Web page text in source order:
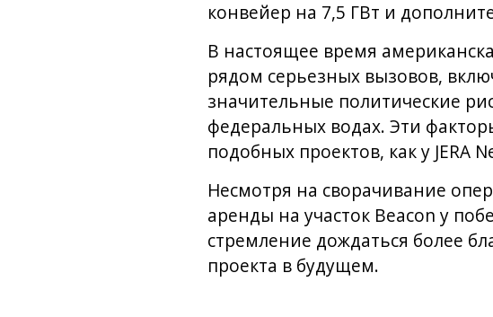
конвейер на 7,5 ГВт и
В настоящее время
рядом серьезных вызовов,
значительные политические
федеральных водах. Эти
подобных проектов, как у JERA
Несмотря на сворачивание
аренды на участок Beacon у
стремление дождаться более
проекта в будущем.